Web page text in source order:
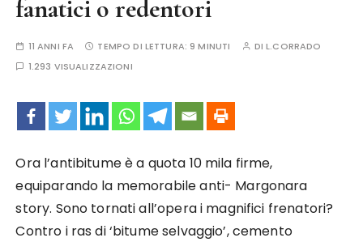
fanatici o redentori
11 ANNI FA TEMPO DI LETTURA: 9 MINUTI DIL.CORRADO
1.293 VISUALIZZAZIONI
Ora l’antibitume è a quota 10 mila firme,
equiparando la memorabile anti- Margonara
story. Sono tornati all’opera i magnifici frenatori?
Contro i ras di ‘bitume selvaggio’, cemento